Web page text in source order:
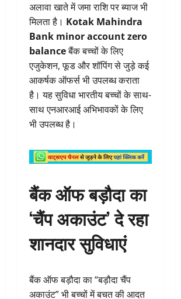
अलावा खाते में जमा राशि पर ब्याज भी
मिलता है। Kotak Mahindra
Bank minor account zero
balanceबैंक बच्चों के लिए
एजुकेशन, फूड और शॉपिंग से जुड़े कई
आकर्षक ऑफर्स भी उपलब्ध कराता
है। यह सुविधा भारतीय बच्चों के साथ-
साथ एनआरआई अभिभावकों के लिए
भी उपलब्ध है।
बैंक ऑफ बड़ौदा का
‘चैंप अकाउंट’ दे रहा
शानदार सुविधाएं
बैंक ऑफ बड़ौदा का “बड़ौदा चैंप
अकाउंट” भी बच्चों में बचत की आदत